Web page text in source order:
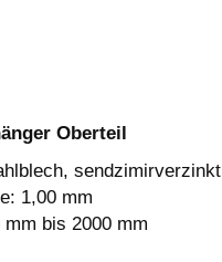
Oberteil
sendzimirverzinkt
1,00 mm
mm bis 2000 mm